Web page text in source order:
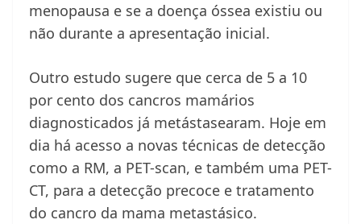
menopausa e se a doença óssea existiu ou
não durante a apresentação inicial.
Outro estudo sugere que cerca de 5 a 10
por cento dos cancros mamários
diagnosticados já metástasearam. Hoje em
dia há acesso a novas técnicas de detecção
como a RM, a PET-scan, e também uma PET-
CT, para a detecção precoce e tratamento
do cancro da mama metastásico.